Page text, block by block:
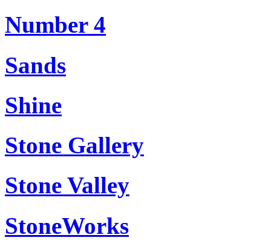
Number 4
Sands
Shine
Stone Gallery
Stone Valley
StoneWorks